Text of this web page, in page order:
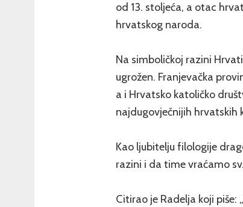
od 13. stoljeća, a otac
hrvatskog naroda.
Na simboličkoj razini
ugrožen. Franjevačka
a i Hrvatsko katoličko
najdugovječnijih hrvatskih
Kao ljubitelju filologije
razini i da time vraćamo
Citirao je Radelja koji